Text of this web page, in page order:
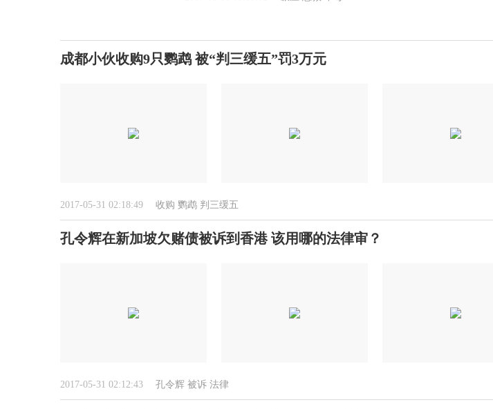
成都小伙收购9只鹦鹉 被“判三缓五”罚3万元
2017-05-31 02:18:49 收购 鹦鹉 判三缓五
孔令辉在新加坡欠赌债被诉到香港 该用哪的法律审？
2017-05-31 02:12:43 孔令辉 被诉 法律